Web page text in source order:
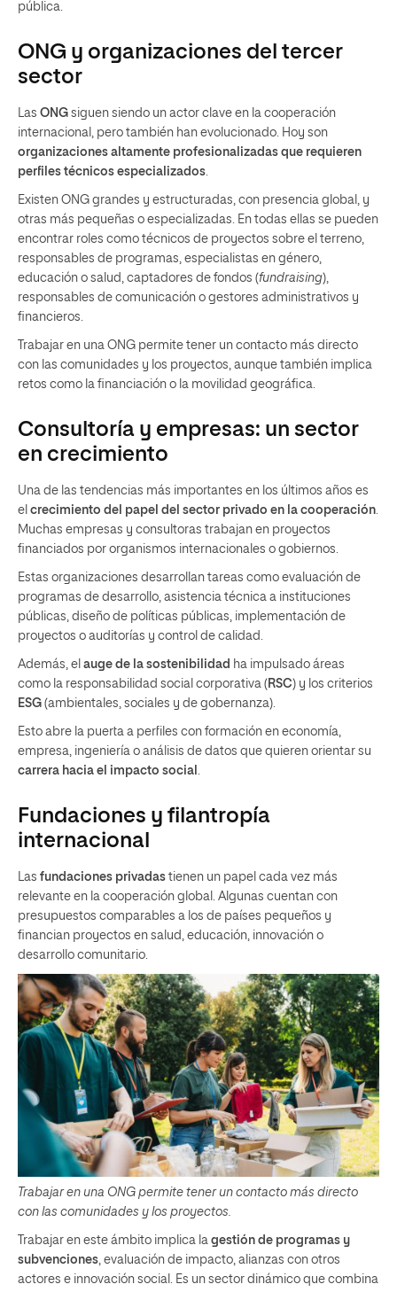
pública.
ONG y organizaciones del tercer
sector
Las ONG siguen siendo un actor clave en la cooperación
internacional, pero también han evolucionado. Hoy son
organizaciones altamente profesionalizadas que requieren
perfiles técnicos especializados
Existen ONG grandes y estructuradas, con presencia global, y
otras más pequeñas o especializadas. En todas ellas se pueden
encontrar roles como técnicos de proyectos sobre el terreno,
responsables de programas, especialistas en género,
educación o salud, captadores de fondos (fundraising),
responsables de comunicación o gestores administrativos y
financieros.
Trabajar en una ONG permite tener un contacto más directo
con las comunidades y los proyectos, aunque también implica
retos como la financiación o la movilidad geográfica.
Consultoría y empresas: un sector
en crecimiento
Una de las tendencias más importantes en los últimos años es
el crecimiento del papel del sector privado en la cooperación
Muchas empresas y consultoras trabajan en proyectos
financiados por organismos internacionales o gobiernos.
Estas organizaciones desarrollan tareas como evaluación de
programas de desarrollo, asistencia técnica a instituciones
públicas, diseño de políticas públicas, implementación de
proyectos o auditorías y control de calidad.
Además, el auge de la sostenibilidad ha impulsado áreas
como la responsabilidad social corporativa (RSC) y los criterios
ESG (ambientales, sociales y de gobernanza).
Esto abre la puerta a perfiles con formación en economía,
empresa, ingeniería o análisis de datos que quieren orientar su
carrera hacia el impacto social
Fundaciones y filantropía
internacional
Las fundaciones privadas tienen un papel cada vez más
relevante en la cooperación global. Algunas cuentan con
presupuestos comparables a los de países pequeños y
financian proyectos en salud, educación, innovación o
desarrollo comunitario.
Trabajar en una ONG permite tener un contacto más directo
con las comunidades y los proyectos.
Trabajar en este ámbito implica la gestión de programas y
subvenciones, evaluación de impacto, alianzas con otros
actores e innovación social. Es un sector dinámico que combina